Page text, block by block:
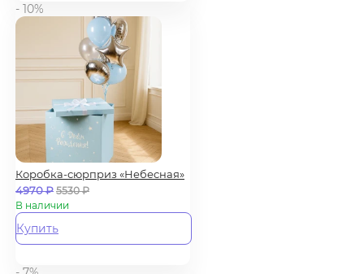
- 10%
Коробка-сюрприз «Небесная»
4970₽ 5530₽
В наличии
Купить